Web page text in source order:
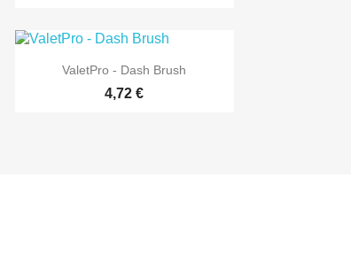
 Vista rápida
ValetPro - Dash Brush
4,72 €